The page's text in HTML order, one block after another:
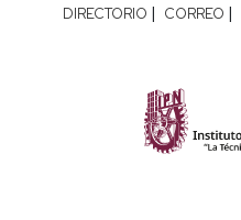
DIRECTORIO | CORREO |